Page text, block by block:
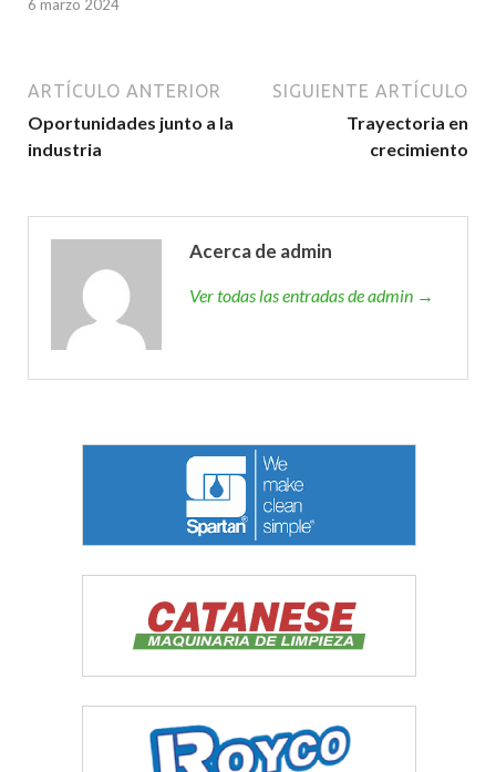
6 marzo 2024
ARTÍCULO ANTERIOR
Oportunidades junto a la
industria
SIGUIENTE ARTÍCULO
Trayectoria en
crecimiento
Acerca de admin
Ver todas las entradas de admin →